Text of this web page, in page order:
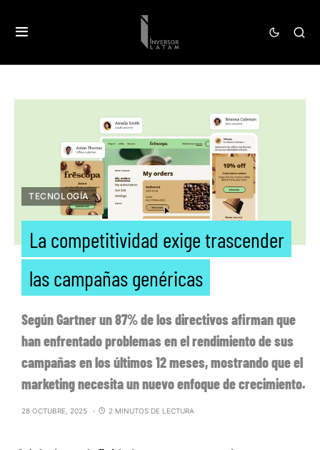
TECNOLOGÍA
La competitividad exige trascender
las campañas genéricas
Según Gartner un 87% de los directivos afirman que
han enfrentado problemas en el rendimiento de sus
campañas en los últimos 12 meses, mostrando que el
marketing necesita un nuevo enfoque de crecimiento.
28 OCTUBRE, 2025 2 MINUTOS DE LECTURA